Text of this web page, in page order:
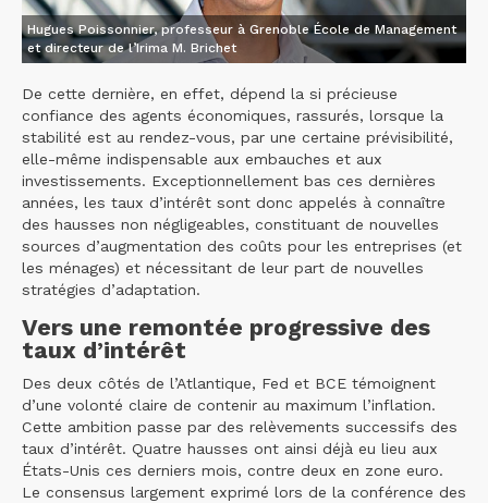
Hugues Poissonnier, professeur à Grenoble École de Management
et directeur de l’Irima M. Brichet
De cette dernière, en effet, dépend la si précieuse
confiance des agents économiques, rassurés, lorsque la
stabilité est au rendez-vous, par une certaine prévisibilité,
elle-même indispensable aux embauches et aux
investissements. Exceptionnellement bas ces dernières
années, les taux d’intérêt sont donc appelés à connaître
des hausses non négligeables, constituant de nouvelles
sources d’augmentation des coûts pour les entreprises (et
les ménages) et nécessitant de leur part de nouvelles
stratégies d’adaptation.
Vers une remontée progressive des
taux d’intérêt
Des deux côtés de l’Atlantique, Fed et BCE témoignent
d’une volonté claire de contenir au maximum l’inflation.
Cette ambition passe par des relèvements successifs des
taux d’intérêt. Quatre hausses ont ainsi déjà eu lieu aux
États-Unis ces derniers mois, contre deux en zone euro.
Le consensus largement exprimé lors de la conférence des